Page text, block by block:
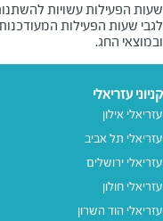
שעות הפעילות עשויות
לגבי שעות הפעילות
ובמוצאי החג.
קניוני עזריאלי
עזריאלי אילון
עזריאלי תל אביב
עזריאלי ירושלים
עזריאלי חולון
עזריאלי הוד השרון